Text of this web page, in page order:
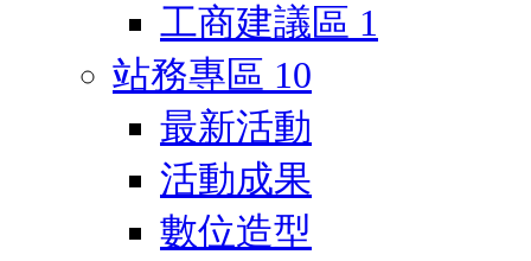
工商建議區 1
站務專區 10
最新活動
活動成果
數位造型